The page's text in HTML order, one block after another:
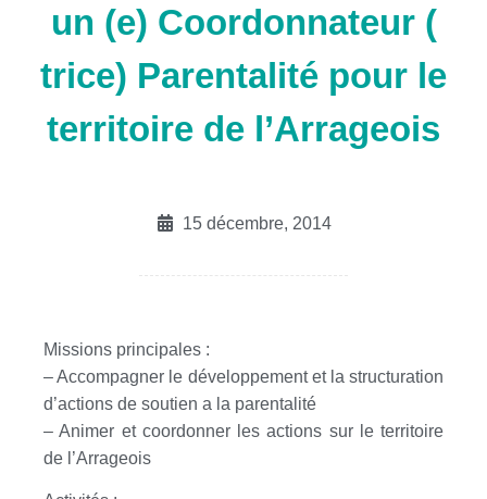
un (e) Coordonnateur (
trice) Parentalité pour le
territoire de l’Arrageois
15 décembre, 2014
Missions principales :
– Accompagner le développement et la structuration
d’actions de soutien a la parentalité
– Animer et coordonner les actions sur le territoire
de l’Arrageois